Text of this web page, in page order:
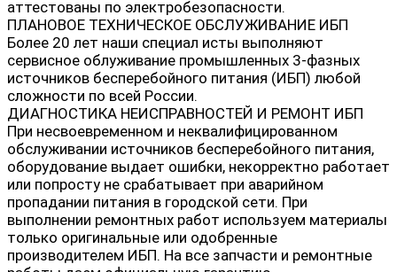
аттестованы по электробезопасности.
ПЛАНОВОЕ ТЕХНИЧЕСКОЕ ОБСЛУЖИВАНИЕ ИБП
Более 20 лет наши специал исты выполняют
сервисное облуживание промышленных 3-фазных
источников бесперебойного питания (ИБП) любой
сложности по всей России.
ДИАГНОСТИКА НЕИСПРАВНОСТЕЙ И РЕМОНТ ИБП
При несвоевременном и неквалифицированном
обслуживании источников бесперебойного питания,
оборудование выдает ошибки, некорректно работает
или попросту не срабатывает при аварийном
пропадании питания в городской сети. При
выполнении ремонтных работ используем материалы
только оригинальные или одобренные
производителем ИБП. На все запчасти и ремонтные